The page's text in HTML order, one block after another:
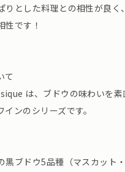
りとした料理との相性が良く
性です！
て
は、ブドウの味わいを素
ンのシリーズです。
黒ブドウ5品種（マスカット